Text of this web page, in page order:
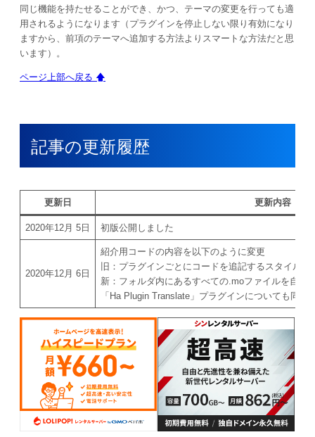
同じ機能を持たせることができ、かつ、テーマの変更を行っても適
用されるようになります（プラグインを停止しない限り有効になり
ますから、前項のテーマへ追加する方法よりスマートな方法だと思
います）。
ページ上部へ戻る 🡅
記事の更新履歴
更新日 更新内容
2020年12月 5日 初版公開しました
2020年12月 6日
紹介用コードの内容を以下のように変更
旧：プラグインごとにコードを追記するスタイル
新：フォルダ内にあるすべての.moファイルを自動
「Ha Plugin Translate」プラグインについても同様